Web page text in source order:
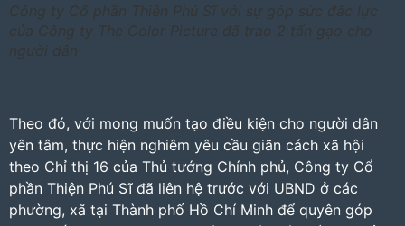
Công ty Cổ phần Thiện Phú Sĩ với sự góp sức đắc lực
của Công ty The Color Picture đã trao 2 tấn gạo cho
người dân
Theo đó, với mong muốn tạo điều kiện cho người dân
yên tâm, thực hiện nghiêm yêu cầu giãn cách xã hội
theo Chỉ thị 16 của Thủ tướng Chính phủ, Công ty Cổ
phần Thiện Phú Sĩ đã liên hệ trước với UBND ở các
phường, xã tại Thành phố Hồ Chí Minh để quyên góp